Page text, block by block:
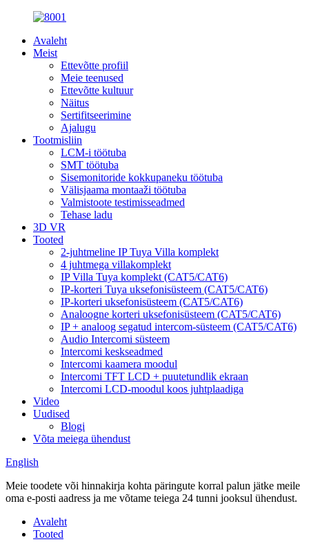
Avaleht
Meist
Ettevõtte profiil
Meie teenused
Ettevõtte kultuur
Näitus
Sertifitseerimine
Ajalugu
Tootmisliin
LCM-i töötuba
SMT töötuba
Sisemonitoride kokkupaneku töötuba
Välisjaama montaaži töötuba
Valmistoote testimisseadmed
Tehase ladu
3D VR
Tooted
2-juhtmeline IP Tuya Villa komplekt
4 juhtmega villakomplekt
IP Villa Tuya komplekt (CAT5/CAT6)
IP-korteri Tuya uksefonisüsteem (CAT5/CAT6)
IP-korteri uksefonisüsteem (CAT5/CAT6)
Analoogne korteri uksefonisüsteem (CAT5/CAT6)
IP + analoog segatud intercom-süsteem (CAT5/CAT6)
Audio Intercomi süsteem
Intercomi keskseadmed
Intercomi kaamera moodul
Intercomi TFT LCD + puutetundlik ekraan
Intercomi LCD-moodul koos juhtplaadiga
Video
Uudised
Blogi
Võta meiega ühendust
English
Meie toodete või hinnakirja kohta päringute korral palun jätke meile
oma e-posti aadress ja me võtame teiega 24 tunni jooksul ühendust.
Avaleht
Tooted